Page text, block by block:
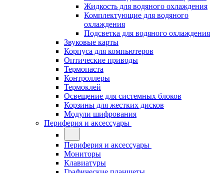
Жидкость для водяного охлаждения
Комплектующие для водяного
охлаждения
Подсветка для водяного охлаждения
Звуковые карты
Корпуса для компьютеров
Оптические приводы
Термопаста
Контроллеры
Термоклей
Освещение для системных блоков
Корзины для жестких дисков
Модули шифрования
Периферия и аксессуары
Периферия и аксессуары
Мониторы
Клавиатуры